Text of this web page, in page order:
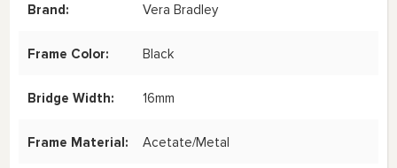
Brand: Vera Bradley
Frame Color: Black
Bridge Width: 16mm
Frame Material: Acetate/Metal